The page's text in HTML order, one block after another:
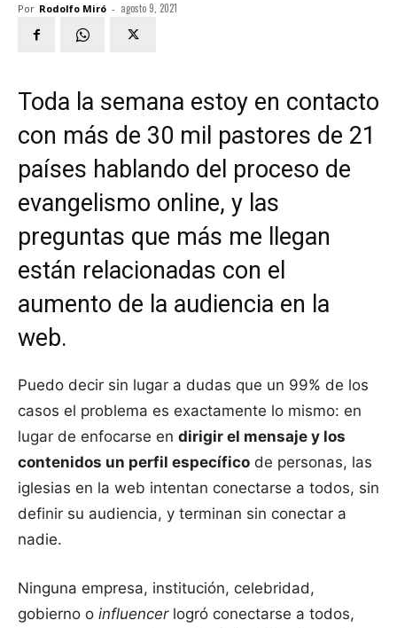
Por Rodolfo Miró - agosto 9, 2021
Toda la semana estoy en contacto
con más de 30 mil pastores de 21
países hablando del proceso de
evangelismo online, y las
preguntas que más me llegan
están relacionadas con el
aumento de la audiencia en la
web.
Puedo decir sin lugar a dudas que un 99% de los
casos el problema es exactamente lo mismo: en
lugar de enfocarse en dirigir el mensaje y los
contenidos un perfil específico de personas, las
iglesias en la web intentan conectarse a todos, sin
definir su audiencia, y terminan sin conectar a
nadie.
Ninguna empresa, institución, celebridad,
gobierno o influencerlogró conectarse a todos,